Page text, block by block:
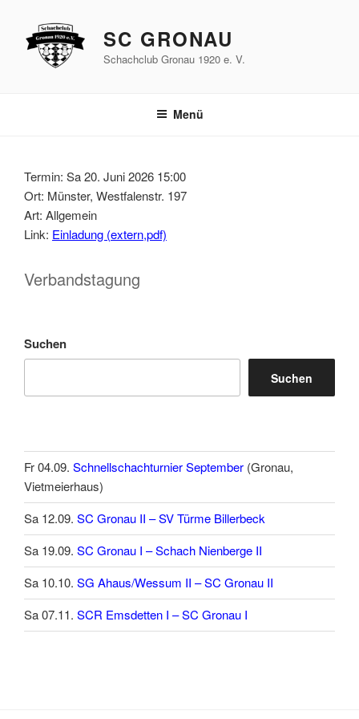
springen
SC GRONAU
Schachclub Gronau 1920 e. V.
Menü
Termin: Sa 20. Juni 2026 15:00
Ort: Münster, Westfalenstr. 197
Art: Allgemein
Link: Einladung (extern,pdf)
Verbandstagung
Suchen
Suchen
Fr 04.09. Schnellschachturnier September (Gronau,
Vietmeierhaus)
Sa 12.09. SC Gronau II – SV Türme Billerbeck
Sa 19.09. SC Gronau I – Schach Nienberge II
Sa 10.10. SG Ahaus/Wessum II – SC Gronau II
Sa 07.11. SCR Emsdetten I – SC Gronau I